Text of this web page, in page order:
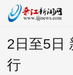
2日至5日
行